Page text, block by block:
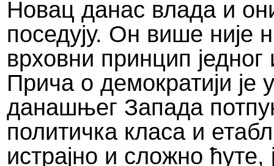
Новац данас влада и
поседују. Он више није
врховни принцип
Прича о демократији
данашњег Запада
политичка класа и
истрајно и сложно